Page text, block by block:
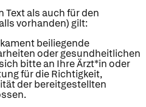
Text als auch für den
vorhanden) gilt:
beiliegende
oder gesundheitlichen
bitte an Ihre Ärzt*in oder
für die Richtigkeit,
der bereitgestellten